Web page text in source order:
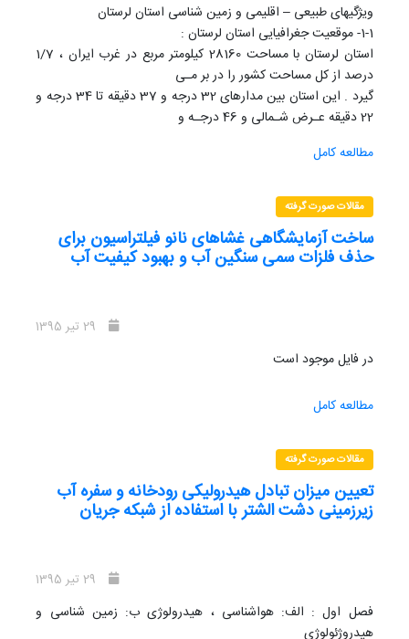
ویژگیهای طبیعی – اقلیمی و زمین شناسی استان لرستان
1-1- موقعیت جغرافیایی استان لرستان :
استان لرستان با مساحت 28160 کیلومتر مربع در غرب ایران ، 1/7
درصد از کل مساحت کشور را در بر مـی
گیرد . این استان بین مدارهای 32 درجه و 37 دقیقه تا 34 درجه و
22 دقیقه عـرض شـمالی و 46 درجـه و
قرار گرفتـه اسـت . اسـتان لرسـتان ،از
از شرق به اسـتان اصـفهان و از غـرب بـه
استان لرستان به تفک یک شهرستان در ا یران
را نشان می دهد
مطالعه کامل
مقالات صورت گرفته
ساخت آزمایشگاهی غشاهای نانو فیلتراسیون برای
حذف فلزات سمی سنگین آب و بهبود کیفیت آب
در فایل موجود است
مطالعه کامل
مقالات صورت گرفته
تعیین میزان تبادل هیدرولیکی رودخانه و سفره آب
زیرزمینی دشت الشتر با استفاده از شبکه جریان
فصل اول : الف: هواشناسی ، هیدرولوژی ب: زمین شناسی و
هیدروژئولوژی